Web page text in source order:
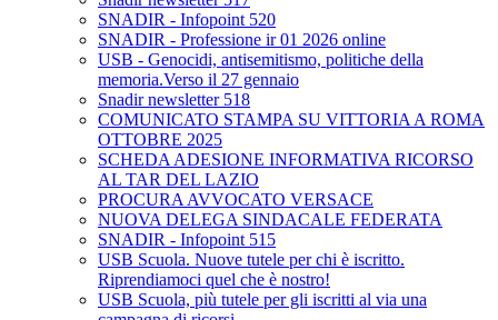
SNADIR - Infopoint 520
SNADIR - Professione ir 01 2026 online
USB - Genocidi, antisemitismo, politiche della
memoria.Verso il 27 gennaio
Snadir newsletter 518
COMUNICATO STAMPA SU VITTORIA A ROMA
OTTOBRE 2025
SCHEDA ADESIONE INFORMATIVA RICORSO
AL TAR DEL LAZIO
PROCURA AVVOCATO VERSACE
NUOVA DELEGA SINDACALE FEDERATA
SNADIR - Infopoint 515
USB Scuola. Nuove tutele per chi è iscritto.
Riprendiamoci quel che è nostro!
USB Scuola, più tutele per gli iscritti al via una